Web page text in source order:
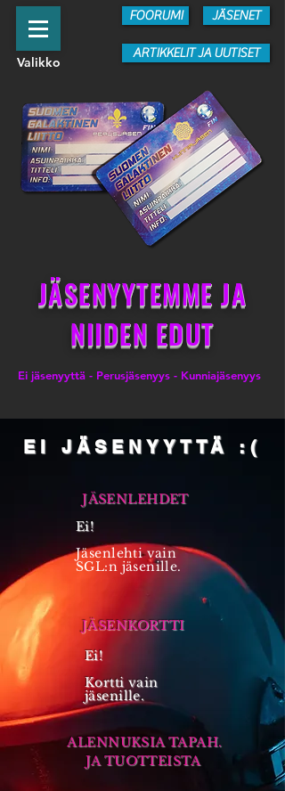
JÄSENET
FOORUMI
Valikko
ARTIKKELIT JA UUTISET
JÄSENYYTEMME JA
NIIDEN EDUT
Ei jäsenyyttä - Perusjäsenyys - Kunniajäsenyys
EI JÄSENYYTTÄ :(
JÄSENLEHDET
Ei!
Jäsenlehti vain
SGL:n jäsenille.
JÄSENKORTTI
Ei!
Kortti vain
jäsenille.
ALENNUKSIA TAPAH.
JA TUOTTEISTA